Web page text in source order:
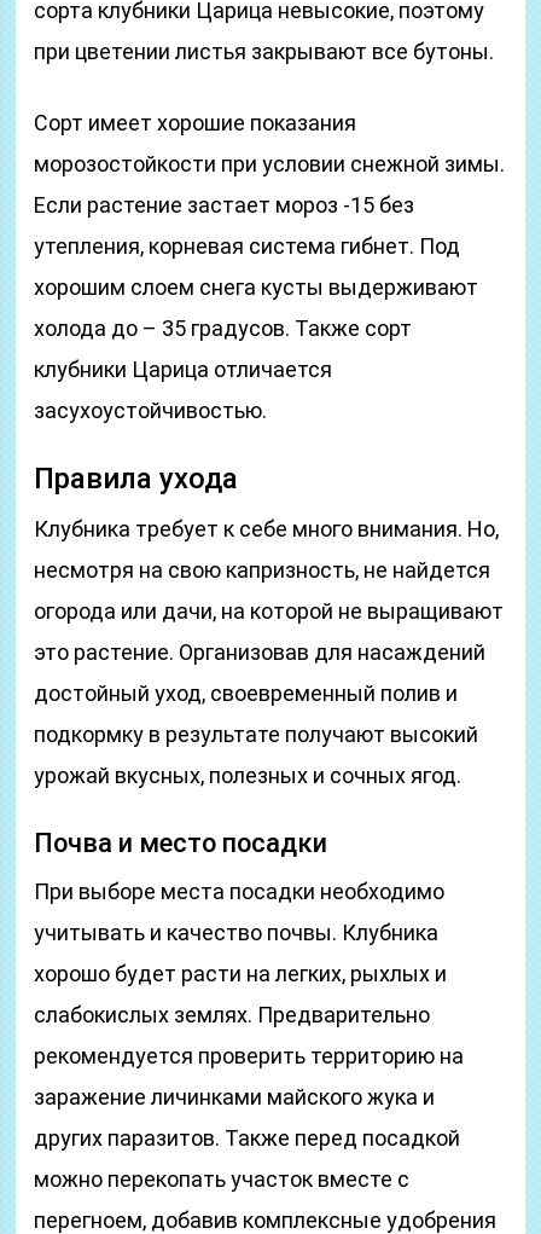
сорта клубники Царица невысокие, поэтому
при цветении листья закрывают все бутоны.
Сорт имеет хорошие показания
морозостойкости при условии снежной зимы.
Если растение застает мороз -15 без
утепления, корневая система гибнет. Под
хорошим слоем снега кусты выдерживают
холода до – 35 градусов. Также сорт
клубники Царица отличается
засухоустойчивостью.
Правила ухода
Клубника требует к себе много внимания. Но,
несмотря на свою капризность, не найдется
огорода или дачи, на которой не выращивают
это растение. Организовав для насаждений
достойный уход, своевременный полив и
подкормку в результате получают высокий
урожай вкусных, полезных и сочных ягод.
Почва и место посадки
При выборе места посадки необходимо
учитывать и качество почвы. Клубника
хорошо будет расти на легких, рыхлых и
слабокислых землях. Предварительно
рекомендуется проверить территорию на
заражение личинками майского жука и
других паразитов. Также перед посадкой
можно перекопать участок вместе с
перегноем, добавив комплексные удобрения